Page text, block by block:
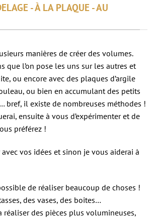
- À LA PLAQUE - AU
manières de créer des volumes.
que l’on pose les uns sur les autres et
ou encore avec des plaques d’argile
ou bien en accumulant des petits
bref, il existe de nombreuses méthodes !
ensuite à vous d’expérimenter et de
préférez !
vos idées et sinon je vous aiderai à
de réaliser beaucoup de choses !
des vases, des boites…
des pièces plus volumineuses,